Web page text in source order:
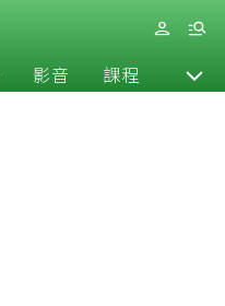
影音 課程 退休